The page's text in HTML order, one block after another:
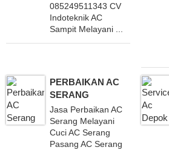
085249511343 CV
Indoteknik AC
Sampit Melayani ...
PERBAIKAN AC
SERANG
Jasa Perbaikan AC
Serang Melayani
Cuci AC Serang
Pasang AC Serang